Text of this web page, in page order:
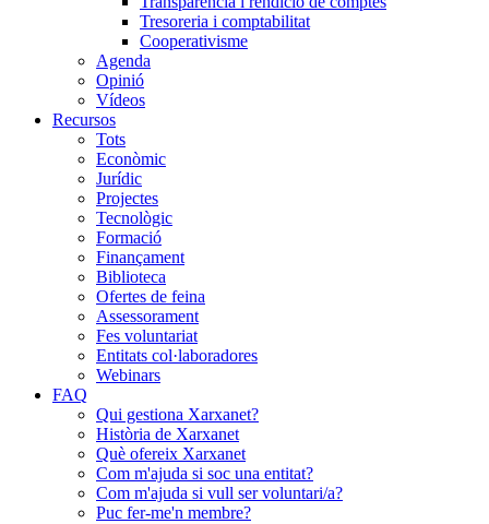
Tresoreria i comptabilitat
Cooperativisme
Agenda
Opinió
Vídeos
Recursos
Tots
Econòmic
Jurídic
Projectes
Tecnològic
Formació
Finançament
Biblioteca
Ofertes de feina
Assessorament
Fes voluntariat
Entitats col·laboradores
Webinars
FAQ
Qui gestiona Xarxanet?
Història de Xarxanet
Què ofereix Xarxanet
Com m'ajuda si soc una entitat?
Com m'ajuda si vull ser voluntari/a?
Puc fer-me'n membre?